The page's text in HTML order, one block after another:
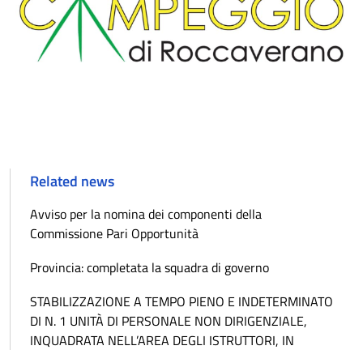
Related news
Avviso per la nomina dei componenti della
Commissione Pari Opportunità
Provincia: completata la squadra di governo
STABILIZZAZIONE A TEMPO PIENO E INDETERMINATO
DI N. 1 UNITÀ DI PERSONALE NON DIRIGENZIALE,
INQUADRATA NELL’AREA DEGLI ISTRUTTORI, IN